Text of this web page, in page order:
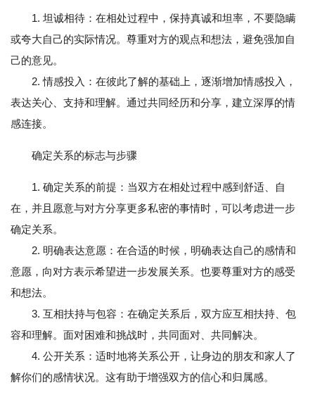
1. 坦诚相待：在相处过程中，保持真诚和坦率，不要隐瞒
或夸大自己的实际情况。尊重对方的观点和想法，避免强加自
己的意见。
2. 情感投入：在彼此了解的基础上，逐渐增加情感投入，
表达关心、支持和理解。通过共同经历和分享，建立深厚的情
感连接。
确定关系的标志与步骤
1. 确定关系的前提：当双方在相处过程中感到舒适、自
在，并且愿意与对方分享更多私密的事情时，可以考虑进一步
确定关系。
2. 明确表达意愿：在合适的时候，明确表达自己的感情和
意愿，向对方表示希望进一步发展关系。也要尊重对方的感受
和想法。
3. 互相扶持与包容：在确定关系后，双方应互相扶持、包
容和理解。面对困难和挑战时，共同面对、共同解决。
4. 公开关系：适时地将关系公开，让身边的朋友和家人了
解你们的感情状况。这有助于增强双方的信心和归属感。